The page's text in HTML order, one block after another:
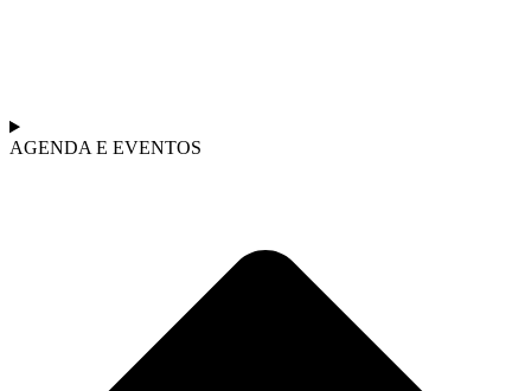
AGENDA E EVENTOS